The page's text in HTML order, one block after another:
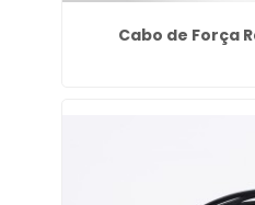
Cabo de Força